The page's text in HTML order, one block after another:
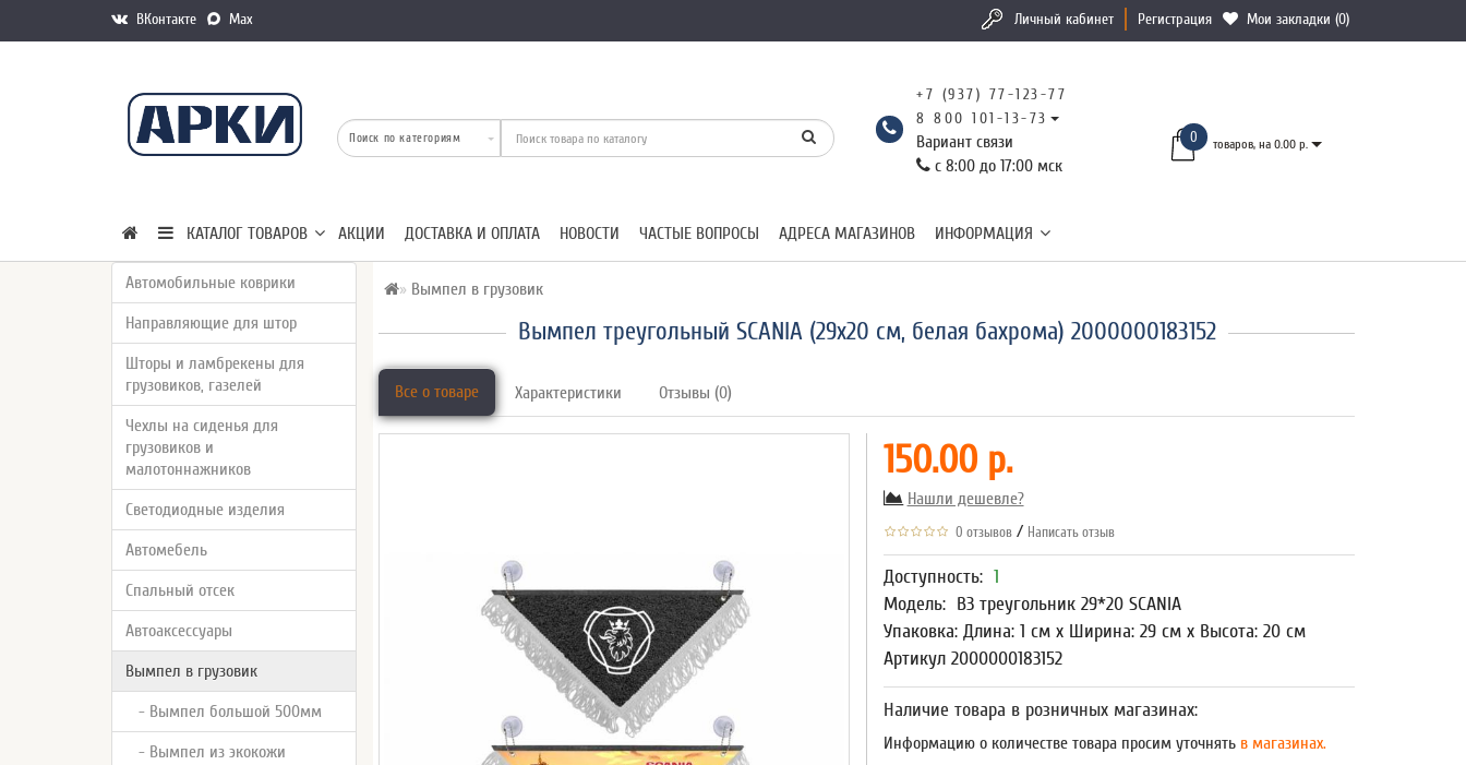
ВКонтакте Max Личный кабинет Регистрация Мои закладки (0)
+7 (937) 77-123-77
8 800 101-13-73
Вариант связи
с 8:00 до 17:00 мск
0 товаров, на 0.00 р.
КАТАЛОГ ТОВАРОВ АКЦИИ ДОСТАВКА И ОПЛАТА НОВОСТИ ЧАСТЫЕ ВОПРОСЫ АДРЕСА МАГАЗИНОВ ИНФОРМАЦИЯ
Автомобильные коврики
Направляющие для штор
Шторы и ламбрекены для
грузовиков, газелей
Чехлы на сиденья для
грузовиков и
малотоннажников
Светодиодные изделия
Автомебель
Спальный отсек
Автоаксессуары
Вымпел в грузовик
- Вымпел большой 500мм
- Вымпел из экокожи
Вымпел в грузовик
Вымпел треугольный SCANIA (29х20 см, белая бахрома) 2000000183152
Все о товаре Характеристики Отзывы (0)
150.00 р.
Нашли дешевле?
0 отзывов / Написать отзыв
Доступность: 1
Модель: В3 треугольник 29*20 SCANIA
Упаковка: Длина: 1 см x Ширина: 29 см x Высота: 20 см
Артикул 2000000183152
Наличие товара в розничных магазинах:
Информацию о количестве товара просим уточнятьв магазинах.